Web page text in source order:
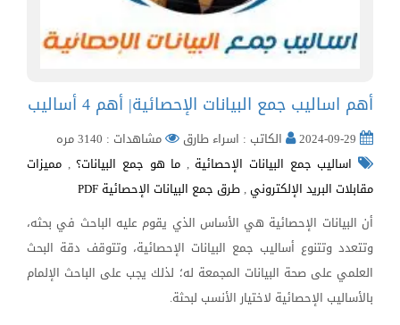
أهم اساليب جمع البيانات الإحصائية| أهم 4 أساليب
الكاتب : اسراء طارق
مشاهدات : 3140 مره
اساليب جمع البيانات الإحصائية , ما هو جمع البيانات؟, مميزات
مقابلات البريد الإلكتروني,طرق جمع البيانات الإحصائية PDF
أن البيانات الإحصائية هي الأساس الذي يقوم عليه الباحث في بحثه،
وتتعدد وتتنوع أساليب جمع البيانات الإحصائية، وتتوقف دقة البحث
العلمي على صحة البيانات المجمعة له؛ لذلك يجب على الباحث الإلمام
بالأساليب الإحصائية لاختيار الأنسب لبحثة.